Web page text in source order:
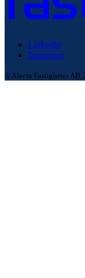
Linkedin
Instagram
© Alecta Fastigheter AB